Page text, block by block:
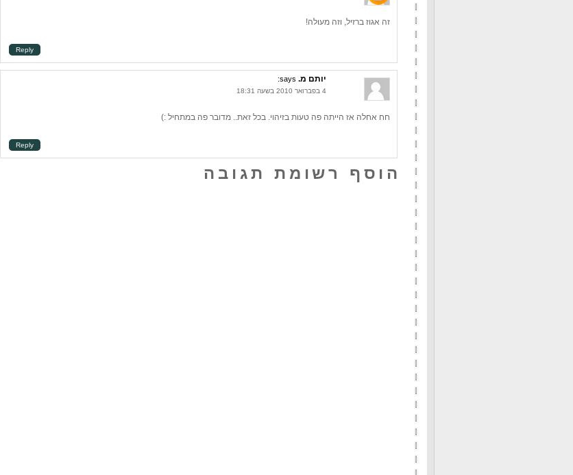
Reply
זה אגוז ברזיל, וזה מעולה!
יותם מ. says:
4 בפברואר 2010 בשעה 18:31
Reply
חח אחלה אז הייתה פה טעות בזיהוי. בכל זאת.. מדובר פה במתחיל :)
הוסף רשומת תגובה